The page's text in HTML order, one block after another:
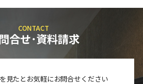
CONTACT
合せ･資料請求
見たとお気軽にお問合せください